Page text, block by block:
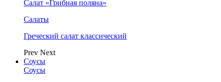
Салат «Грибная поляна»
Салаты
Греческий салат классический
Prev Next
Соусы
Соусы